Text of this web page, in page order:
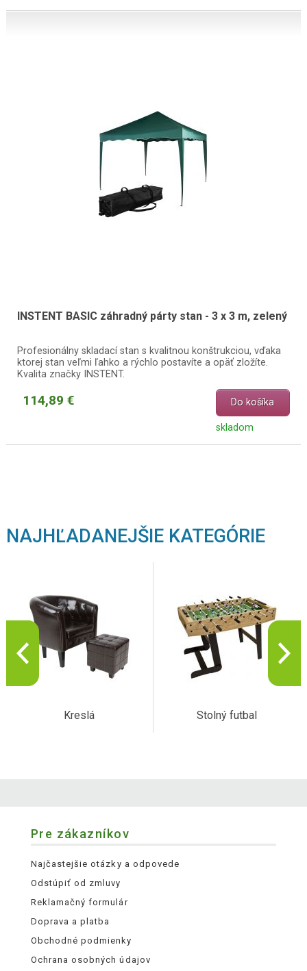
INSTENT BASIC záhradný párty stan - 3 x 3 m, zelený
Profesionálny skladací stan s kvalitnou konštrukciou, vďaka
ktorej stan veľmi ľahko a rýchlo postavíte a opäť zložíte.
Kvalita značky INSTENT.
114,89 € Do košíka
skladom
NAJHĽADANEJŠIE KATEGÓRIE
Kreslá Stolný futbal
Pre zákazníkov
Najčastejšie otázky a odpovede
Odstúpiť od zmluvy
Reklamačný formulár
Doprava a platba
Obchodné podmienky
Ochrana osobných údajov